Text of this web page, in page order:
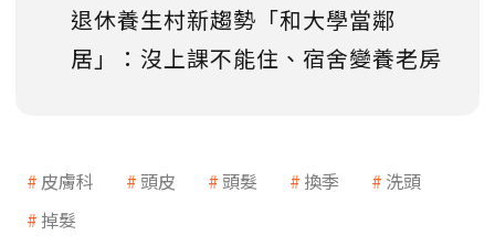
退休養生村新趨勢「和大學當鄰
居」：沒上課不能住、宿舍變養老房
皮膚科 頭皮 頭髮 換季
洗頭
掉髮